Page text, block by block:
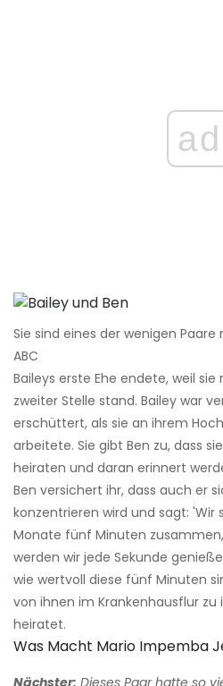
ad
Sie sind eines der wenigen
ABC
Baileys erste Ehe endete, weil sie
zweiter Stelle stand. Bailey war
erschüttert, als sie an ihrem
arbeitete. Sie gibt Ben zu, dass
heiraten und daran erinnert
Ben versichert ihr, dass auch er
konzentrieren wird und sagt: 'Wir
Monate fünf Minuten
werden wir jede Sekunde
wie wertvoll diese fünf Minuten
von ihnen im Krankenhausflur zu
heiratet.
Was Macht Mario Impemba